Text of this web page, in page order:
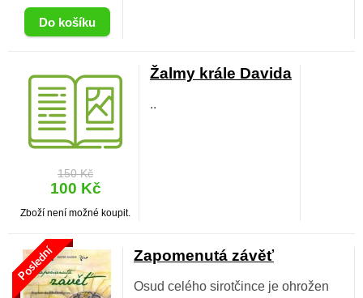
150 Kč
100 Kč
Zboží není možné koupit.
Žalmy krále Davida
..
Poslední Zapomenutá závěť
Osud celého sirotčince je ohrožen